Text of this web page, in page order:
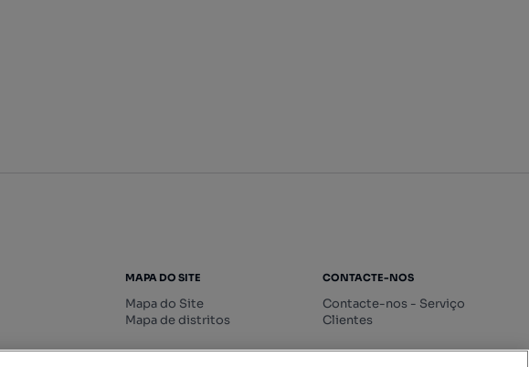
MAPA DO SITE
Mapa do Site
Mapa de distritos
CONTACTE-NOS
Contacte-nos - Serviço
Clientes